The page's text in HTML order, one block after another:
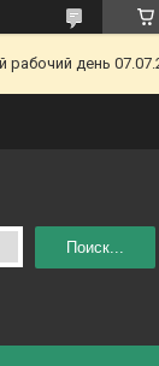
день
Поиск...